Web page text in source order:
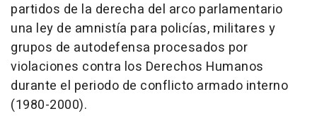
partidos de la derecha del arco parlamentario
una ley de amnistía para policías, militares y
grupos de autodefensa procesados por
violaciones contra los Derechos Humanos
durante el periodo de conflicto armado interno
(1980-2000).